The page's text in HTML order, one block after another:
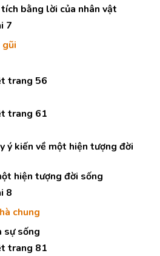
bằng lời của nhân vật
7
gũi
trang 56
trang 61
ý kiến về một hiện tượng đời
hiện tượng đời sống
8
chung
sự sống
trang 81